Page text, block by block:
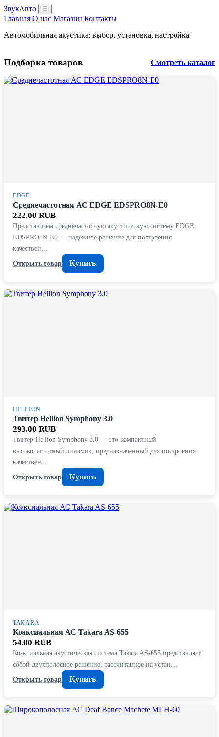
ЗвукАвто ☰
Главная О нас Магазин Контакты
Автомобильная акустика: выбор, установка, настройка
Подборка товаров Смотреть каталог
EDGE
Среднечастотная АС EDGE EDSPRO8N-E0
222.00 RUB
Представляем среднечастотную акустическую систему EDGE
EDSPRO8N-E0 — надежное решение для построения
качествен…
Открыть товар
Купить
HELLION
Твитер Hellion Symphony 3.0
293.00 RUB
Твитер Hellion Symphony 3.0 — это компактный
высокочастотный динамик, предназначенный для построения
качествен…
Открыть товар
Купить
TAKARA
Коаксиальная АС Takara AS-655
54.00 RUB
Коаксиальная акустическая система Takara AS-655 представляет
собой двухполосное решение, рассчитанное на устан…
Открыть товар
Купить